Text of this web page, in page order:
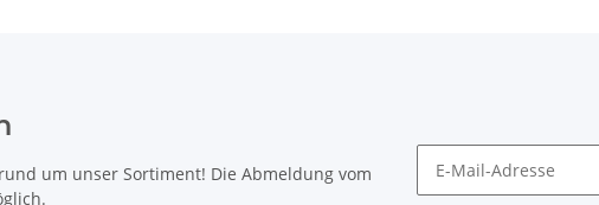
um unser Sortiment! Die Abmeldung vom